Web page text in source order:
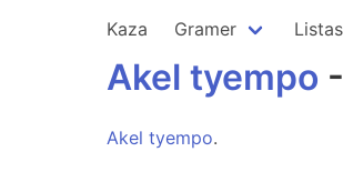
Kaza Gramer Listas
Akel tyempo -
Akel tyempo.